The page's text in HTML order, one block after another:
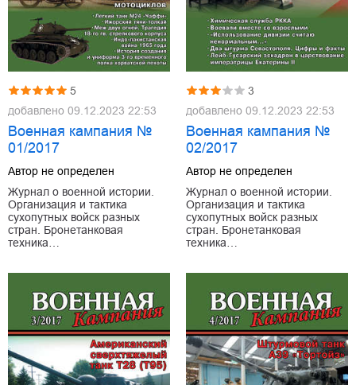
5
добавлено 09.12.2023 22:53
Военная кампания №
01/2017
Автор не определен
Журнал о военной истории.
Организация и тактика
сухопутных войск разных
стран. Бронетанковая
техника…
3
добавлено 09.12.2023 22:53
Военная кампания №
02/2017
Автор не определен
Журнал о военной истории.
Организация и тактика
сухопутных войск разных
стран. Бронетанковая
техника…